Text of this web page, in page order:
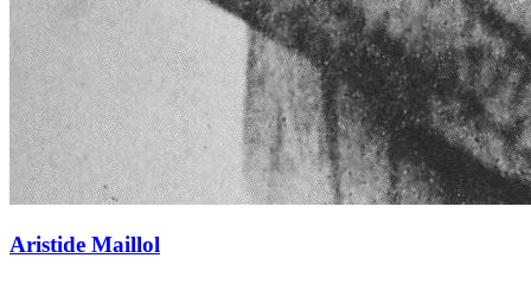
Aristide Maillol